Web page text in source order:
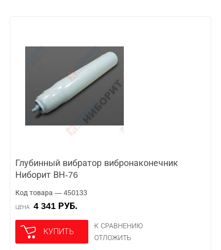
Глубинный вибратор вибронаконечник
Ниборит ВН-76
Код товара — 450133
ЦЕНА 4 341 РУБ.
КУПИТЬ
К СРАВНЕНИЮ
ОТЛОЖИТЬ